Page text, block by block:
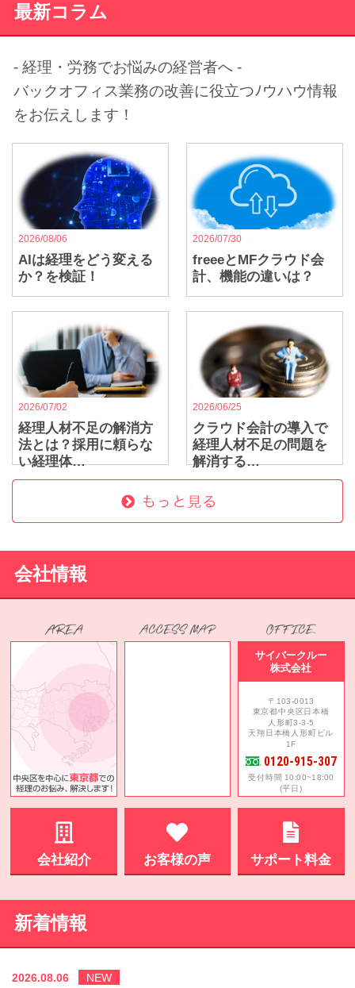
最新コラム
- 経理・労務でお悩みの経営者へ -
バックオフィス業務の改善に役立つﾉウハウ情報
をお伝えします！
2026/08/06
AIは経理をどう変える
か？を検証！
2026/07/30
freeeとMFクラウド会
計、機能の違いは？
2026/07/02
経理人材不足の解消方
法とは？採用に頼らな
い経理体…
2026/06/25
クラウド会計の導入で
経理人材不足の問題を
解消する…
会社情報
会社紹介 お客様の声
サイバークルー
株式会社
〒103-0013
東京都中央区日本橋
人形町3-3-5
天翔日本橋人形町ビル
1F
0120-915-307
受付時間 10:00~18:00
(平日)
サポート料金
新着情報
2026.08.06 NEW